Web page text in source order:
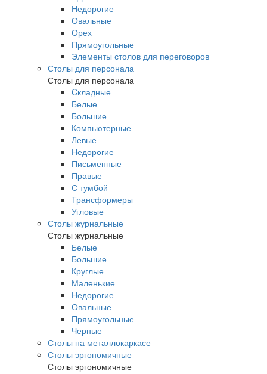
Недорогие
Овальные
Орех
Прямоугольные
Элементы столов для переговоров
Столы для персонала
Столы для персонала
Cкладные
Белые
Большие
Компьютерные
Левые
Недорогие
Письменные
Правые
С тумбой
Трансформеры
Угловые
Столы журнальные
Столы журнальные
Белые
Большие
Круглые
Маленькие
Недорогие
Овальные
Прямоугольные
Черные
Столы на металлокаркасе
Столы эргономичные
Столы эргономичные